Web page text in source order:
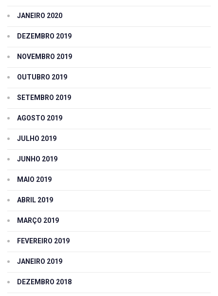
JANEIRO 2020
DEZEMBRO 2019
NOVEMBRO 2019
OUTUBRO 2019
SETEMBRO 2019
AGOSTO 2019
JULHO 2019
JUNHO 2019
MAIO 2019
ABRIL 2019
MARÇO 2019
FEVEREIRO 2019
JANEIRO 2019
DEZEMBRO 2018